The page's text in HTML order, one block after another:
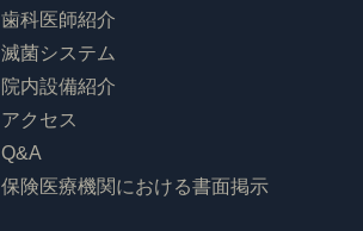
歯科医師紹介
滅菌システム
院内設備紹介
アクセス
Q&A
保険医療機関における書面掲示